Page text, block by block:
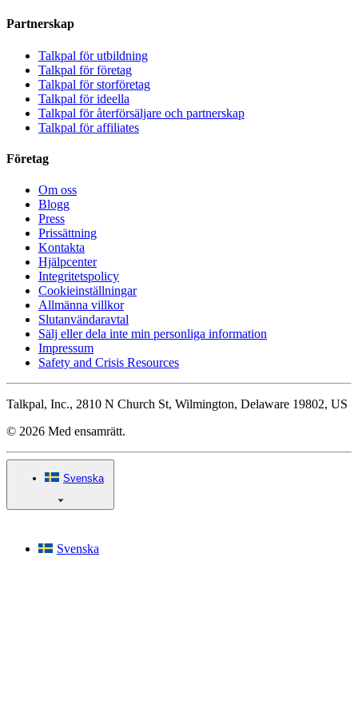
Partnerskap
Talkpal för utbildning
Talkpal för företag
Talkpal för storföretag
Talkpal för ideella
Talkpal för återförsäljare och partnerskap
Talkpal för affiliates
Företag
Om oss
Blogg
Press
Prissättning
Kontakta
Hjälpcenter
Integritetspolicy
Cookieinställningar
Allmänna villkor
Slutanvändaravtal
Sälj eller dela inte min personliga information
Impressum
Safety and Crisis Resources
Talkpal, Inc., 2810 N Church St, Wilmington, Delaware 19802, US
© 2026 Med ensamrätt.
Svenska
Svenska